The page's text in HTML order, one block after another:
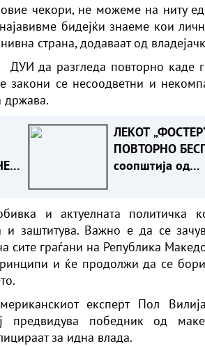
чекори, не можеме на ниту
бидејќи знаеме кои
страна, додаваат од
ДУИ да разгледа повторно каде
закони се несоодветни и
држава.
ЛЕКОТ
ПОВТОРНО
соопштија од
и актуелната политичка
заштитува. Важно е да се
сите граѓани на Република
и ќе продолжи да се
експерт Пол
предвидува победник од
за идна влада.